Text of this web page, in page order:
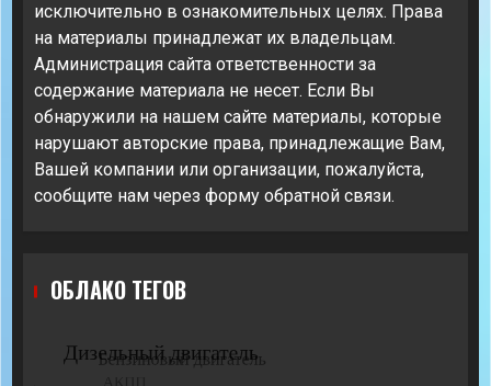
исключительно в ознакомительных целях. Права
на материалы принадлежат их владельцам.
Администрация сайта ответственности за
содержание материала не несет. Если Вы
обнаружили на нашем сайте материалы, которые
нарушают авторские права, принадлежащие Вам,
Вашей компании или организации, пожалуйста,
сообщите нам через форму обратной связи.
ОБЛАКО ТЕГОВ